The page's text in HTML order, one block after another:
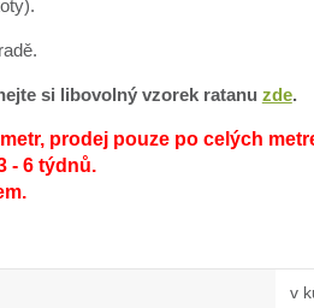
si libovolný vzorek ratanu zde.
prodej pouze po celých
- 6 týdnů.
v